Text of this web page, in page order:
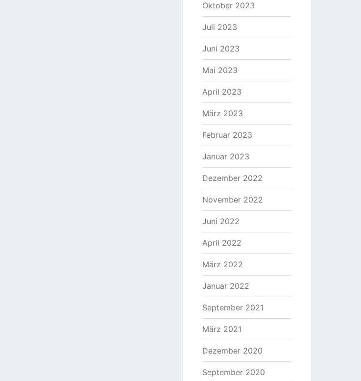
Oktober 2023
Juli 2023
Juni 2023
Mai 2023
April 2023
März 2023
Februar 2023
Januar 2023
Dezember 2022
November 2022
Juni 2022
April 2022
März 2022
Januar 2022
September 2021
März 2021
Dezember 2020
September 2020